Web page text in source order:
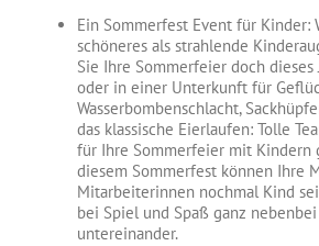
Ein Sommerfest Event für Kinder:
schöneres als strahlende
Sie Ihre Sommerfeier doch
oder in einer Unterkunft für
Wasserbombenschlacht,
das klassische Eierlaufen: Tolle
für Ihre Sommerfeier mit Kindern
diesem Sommerfest können Ihre
Mitarbeiterinnen nochmal Kind
bei Spiel und Spaß ganz nebenbei
untereinander.